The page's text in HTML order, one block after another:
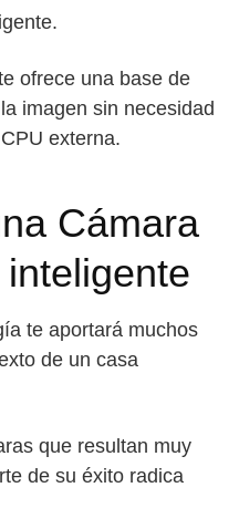
ofrece una base de
imagen sin necesidad
externa.
Cámara
te aportará muchos
de un casa
que resultan muy
de su éxito radica